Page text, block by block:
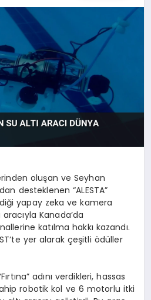
oluşan ve Seyhan
desteklenen “ALESTA”
yapay zeka ve kamera
Kanada’da
katılma hakkı kazandı.
yer alarak çeşitli ödüller
adını verdikleri, hassas
robotik kol ve 6 motorlu itki